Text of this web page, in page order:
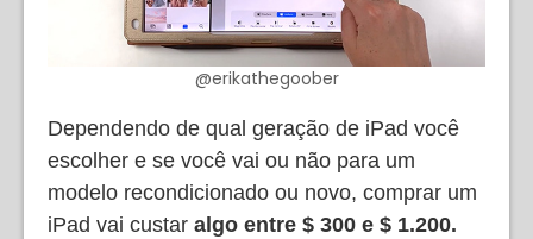
@erikathegoober
Dependendo de qual geração de iPad você
escolher e se você vai ou não para um
modelo recondicionado ou novo, comprar um
iPad vai custar algo entre $ 300 e $ 1.200.